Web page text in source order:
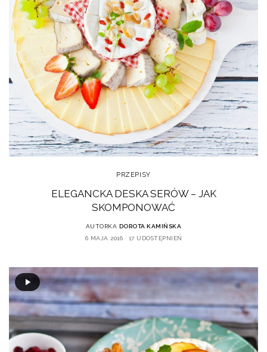
PRZEPISY
ELEGANCKA DESKA SERÓW – JAK
SKOMPONOWAĆ
AUTORKA DOROTA KAMIŃSKA
6 MAJA 2016
17 UDOSTĘPNIEŃ